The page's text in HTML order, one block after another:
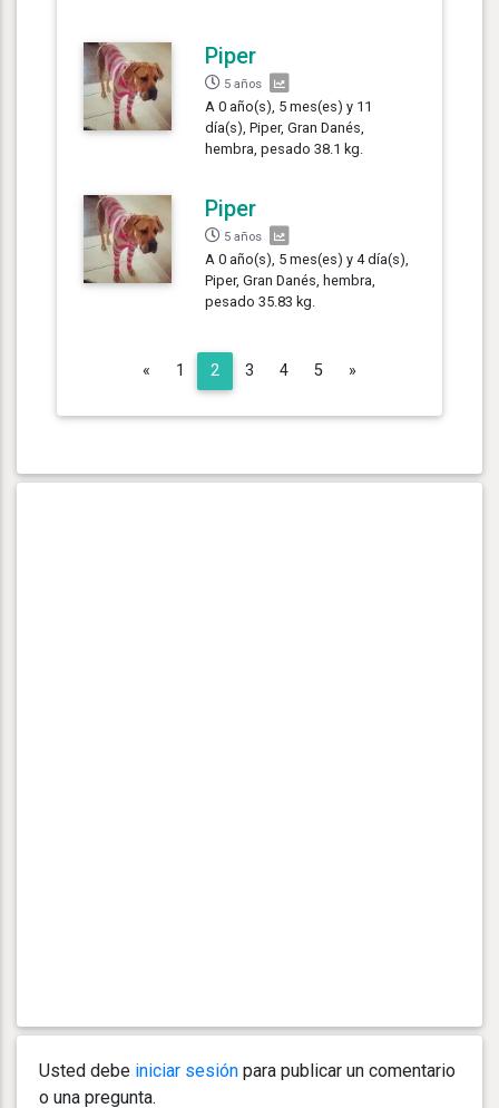
Piper
5 años
A 0 año(s), 5 mes(es) y 11
día(s), Piper, Gran Danés,
hembra, pesado 38.1 kg.
Piper
5 años
A 0 año(s), 5 mes(es) y 4 día(s),
Piper, Gran Danés, hembra,
pesado 35.83 kg.
« Previous
1 2 3 4 5 »
Usted debe iniciar sesión para publicar un comentario
o una pregunta.